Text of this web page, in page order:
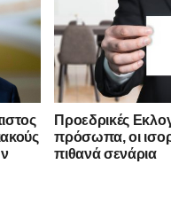
Προεδρικές
πρόσωπα, οι
πιθανά σενάρια